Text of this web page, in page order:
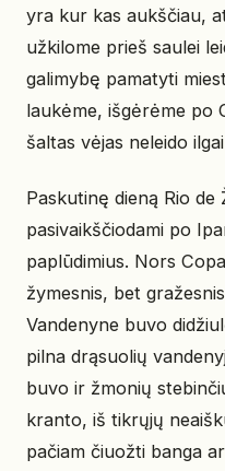
yra kur kas aukščiau,
užkilome prieš saulei
galimybę pamatyti
laukėme, išgėrėme po
šaltas vėjas neleido
Paskutinę dieną Rio de
pasivaikščiodami po
paplūdimius. Nors
žymesnis, bet
Vandenyne buvo
pilna drąsuolių
buvo ir žmonių
kranto, iš tikrųjų
pačiam čiuožti banga